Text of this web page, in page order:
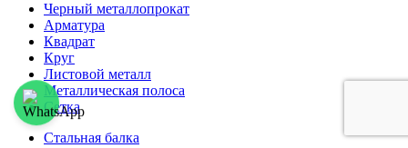
Черный металлопрокат
Арматура
Квадрат
Круг
Листовой металл
Металлическая полоса
Сетка
Стальная балка